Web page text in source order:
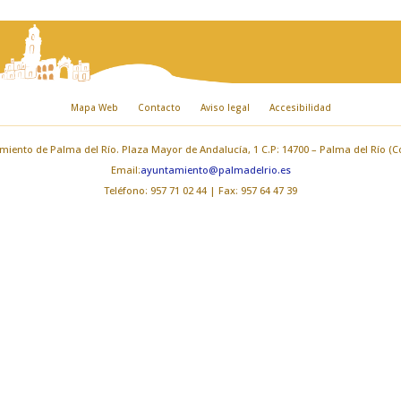
Mapa Web Contacto Aviso legal Accesibilidad
de Palma del Río. Plaza Mayor de Andalucía, 1 C.P: 14700 – Palma del Río
Email:ayuntamiento@palmadelrio.es
Teléfono: 957 71 02 44 | Fax: 957 64 47 39